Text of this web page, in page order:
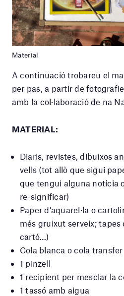
Material
A continuació trobareu el
per pas, a partir de
amb la col·laboració de na
MATERIAL:
Diaris, revistes, dibuixos
vells (tot allò que sigui
que tengui alguna notícia
re-significar)
Paper d’aquarel·la o
més gruixut serveix; tapes
cartó…)
Cola blanca o cola transfer
1 pinzell
1 recipient per mesclar la
1 tassó amb aigua